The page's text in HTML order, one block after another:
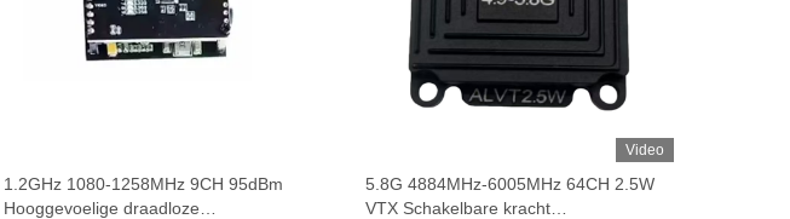
1.2GHz 1080-1258MHz 9CH 95dBm
Hooggevoelige draadloze
Video
5.8G 4884MHz-6005MHz 64CH 2.5W
VTX Schakelbare kracht